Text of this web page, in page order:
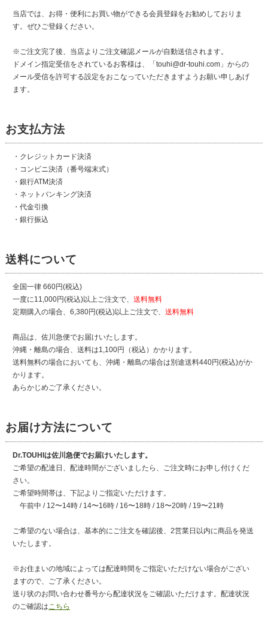
当店では、お得・便利にお買い物ができる会員登録をお勧めしておりま
す。ぜひご登録ください。
※ご注文完了後、当店よりご注文確認メールが自動送信されます。
ドメイン指定受信をされているお客様は、「touhi@dr-touhi.com」からの
メール受信を許可する設定をおこなっていただきますようお願い申しあげ
ます。
お支払方法
・クレジットカード決済
・コンビニ決済（番号端末式）
・銀行ATM決済
・ネットバンキング決済
・代金引換
・銀行振込
送料について
全国一律 660円(税込)
一度に11,000円(税込)以上ご注文で、 送料無料
定期購入の場合、6,380円(税込)以上ご注文で、 送料無料
商品は、佐川急便でお届けいたします。
沖縄・離島の場合、送料は1,100円（税込）かかります。
送料無料の場合においても、沖縄・離島の場合は別途送料440円(税込)がか
かります。
あらかじめご了承ください。
お届け方法について
Dr.TOUHIは佐川急便でお届けいたします。
ご希望の配達日、配達時間がございましたら、ご注文時にお申し付けくだ
さい。
ご希望時間帯は、下記よりご指定いただけます。
午前中 / 12〜14時 / 14〜16時 / 16〜18時 / 18〜20時 / 19〜21時
ご希望のない場合は、基本的にご注文を確認後、2営業日以内に商品を発送
いたします。
※お住まいの地域によっては配達時間をご指定いただけない場合がござい
ますので、ご了承ください。
送り状のお問い合わせ番号から配達状況をご確認いただけます。配達状況
のご確認は こちら